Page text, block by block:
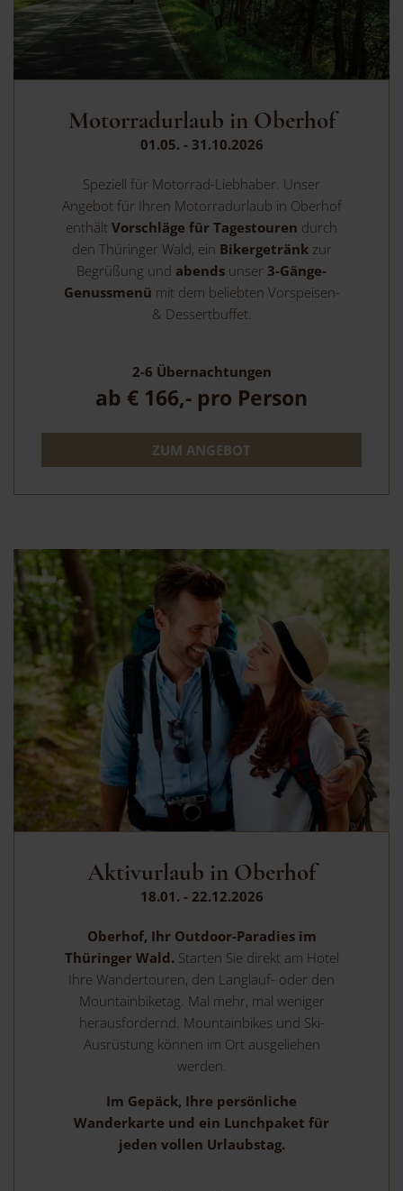
Motorradurlaub in Oberhof
01.05. - 31.10.2026
Speziell für Motorrad-Liebhaber. Unser
Angebot für Ihren Motorradurlaub in Oberhof
enthält Vorschläge für Tagestouren durch
den Thüringer Wald, ein Bikergetränkzur
Begrüßung und abends unser 3-Gänge-
Genussmenü mit dem beliebten Vorspeisen-
& Dessertbuffet.
2-6 Übernachtungen
ab € 166,- pro Person
ZUM ANGEBOT
Aktivurlaub in Oberhof
18.01. - 22.12.2026
Oberhof, Ihr Outdoor-Paradies im
Thüringer Wald. Starten Sie direkt am Hotel
Ihre Wandertouren, den Langlauf- oder den
Mountainbiketag. Mal mehr, mal weniger
herausfordernd. Mountainbikes und Ski-
Ausrüstung können im Ort ausgeliehen
werden.
Im Gepäck, Ihre persönliche
Wanderkarte und ein Lunchpaket für
jeden vollen Urlaubstag.